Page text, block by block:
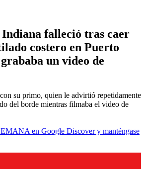
falleció tras caer
costero en Puerto
un video de
su primo, quien le advirtió repetidamente
del borde mientras filmaba el video de
en Google Discover y manténgase